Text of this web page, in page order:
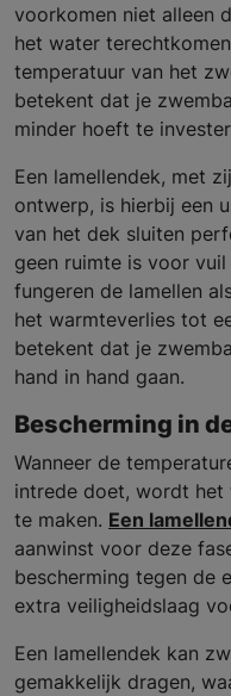
voorkomen niet alleen
het water
temperatuur van het
betekent dat je
minder hoeft te
Een lamellendek, met
ontwerp, is hierbij een
van het dek sluiten
geen ruimte is voor
fungeren de lamellen
het warmteverlies tot
betekent dat je
hand in hand gaan.
Bescherming in
Wanneer de
intrede doet, wordt
te maken. Een
aanwinst voor deze
bescherming tegen de
extra veiligheidslaag
Een lamellendek kan
gemakkelijk dragen,